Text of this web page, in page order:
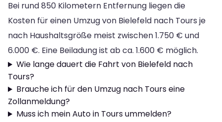
Bei rund 850 Kilometern Entfernung liegen die
Kosten für einen Umzug von Bielefeld nach Tours je
nach Haushaltsgröße meist zwischen 1.750 € und
6.000 €. Eine Beiladung ist ab ca. 1.600 € möglich.
Wie lange dauert die Fahrt von Bielefeld nach
Tours?
Brauche ich für den Umzug nach Tours eine
Zollanmeldung?
Muss ich mein Auto in Tours ummelden?